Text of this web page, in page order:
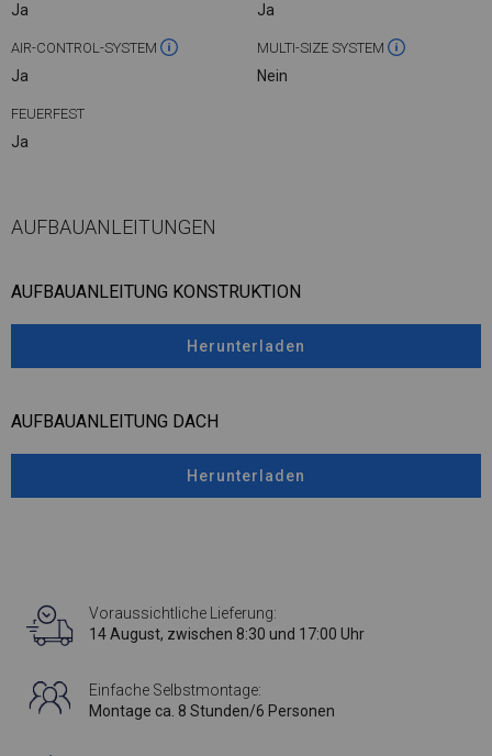
Ja Ja
AIR-CONTROL-SYSTEM
Ja
MULTI-SIZE SYSTEM
Nein
FEUERFEST
Ja
AUFBAUANLEITUNGEN
AUFBAUANLEITUNG KONSTRUKTION
Herunterladen
AUFBAUANLEITUNG DACH
Herunterladen
Voraussichtliche Lieferung:
14 August, zwischen 8:30 und 17:00 Uhr
Einfache Selbstmontage:
Montage ca. 8 Stunden/6 Personen